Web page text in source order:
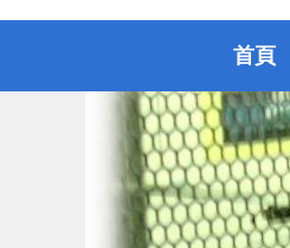
首頁